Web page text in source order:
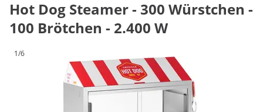
Hot Dog Steamer - 300 Würstchen -
100 Brötchen - 2.400 W
1/6